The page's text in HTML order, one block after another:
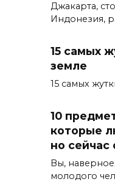
Джакарта,
Индонезия,
15 самых
земле
15 самых
10
которые
но сейчас
Вы,
молодого